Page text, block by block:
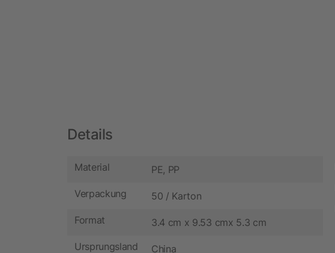
Details
Material PE, PP
Verpackung 50 / Karton
Format 3.4 cm x 9.53 cmx 5.3 cm
Ursprungsland China